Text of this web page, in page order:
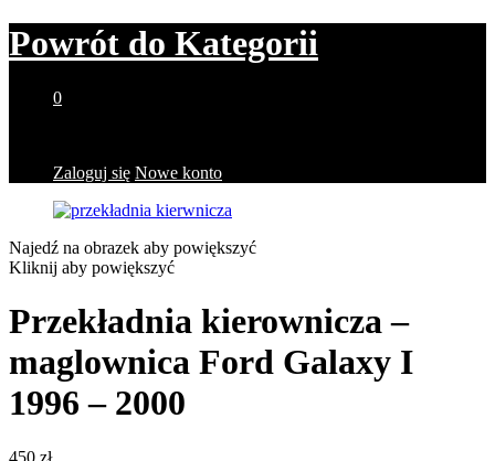
Powrót do Kategorii
0
Zaloguj się Nowe konto
Najedź na obrazek aby powiększyć
Kliknij aby powiększyć
Przekładnia kierownicza –
maglownica Ford Galaxy I
1996 – 2000
450 zł